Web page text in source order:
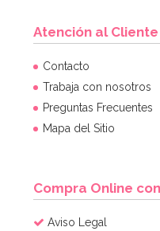
Atención al Cliente
Contacto
Trabaja con nosotros
Preguntas Frecuentes
Mapa del Sitio
Compra Online
Aviso Legal